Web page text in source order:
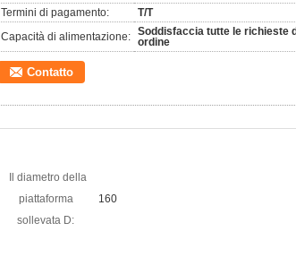
Termini di pagamento:
T/T
Capacità di alimentazione: Soddisfaccia tutte le richieste
ordine
Contatto
Il diametro della
piattaforma
sollevata D:
160